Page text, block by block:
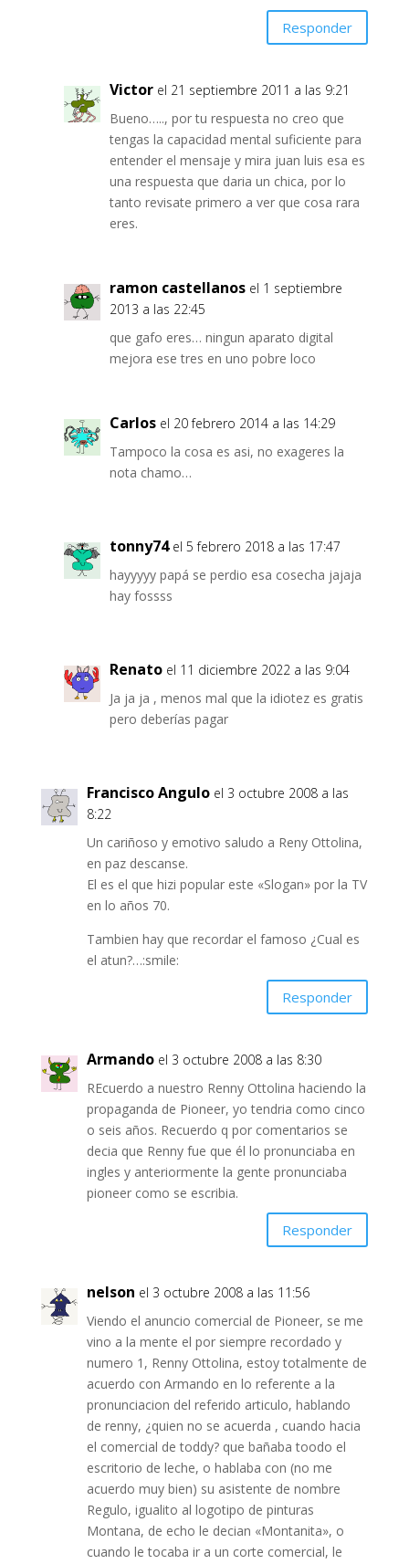
Responder
Victor el 21 septiembre 2011 a las 9:21
Bueno….., por tu respuesta no creo que
tengas la capacidad mental suficiente para
entender el mensaje y mira juan luis esa es
una respuesta que daria un chica, por lo
tanto revisate primero a ver que cosa rara
eres.
ramon castellanos el 1 septiembre
2013 a las 22:45
que gafo eres… ningun aparato digital
mejora ese tres en uno pobre loco
Carlos el 20 febrero 2014 a las 14:29
Tampoco la cosa es asi, no exageres la
nota chamo…
tonny74 el 5 febrero 2018 a las 17:47
hayyyyy papá se perdio esa cosecha jajaja
hay fossss
Renato el 11 diciembre 2022 a las 9:04
Ja ja ja , menos mal que la idiotez es gratis
pero deberías pagar
Francisco Angulo el 3 octubre 2008 a las
8:22
Un cariñoso y emotivo saludo a Reny Ottolina,
en paz descanse.
El es el que hizi popular este «Slogan» por la TV
en lo años 70.
Tambien hay que recordar el famoso ¿Cual es
el atun?…:smile:
Responder
Armando el 3 octubre 2008 a las 8:30
REcuerdo a nuestro Renny Ottolina haciendo la
propaganda de Pioneer, yo tendria como cinco
o seis años. Recuerdo q por comentarios se
decia que Renny fue que él lo pronunciaba en
ingles y anteriormente la gente pronunciaba
pioneer como se escribia.
Responder
nelson el 3 octubre 2008 a las 11:56
Viendo el anuncio comercial de Pioneer, se me
vino a la mente el por siempre recordado y
numero 1, Renny Ottolina, estoy totalmente de
acuerdo con Armando en lo referente a la
pronunciacion del referido articulo, hablando
de renny, ¿quien no se acuerda , cuando hacia
el comercial de toddy? que bañaba toodo el
escritorio de leche, o hablaba con (no me
acuerdo muy bien) su asistente de nombre
Regulo, igualito al logotipo de pinturas
Montana, de echo le decian «Montanita», o
cuando le tocaba ir a un corte comercial, le